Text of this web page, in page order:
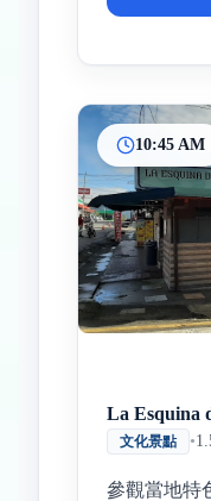
10:45 AM
La Esquina
文化景點 •
參觀當地特